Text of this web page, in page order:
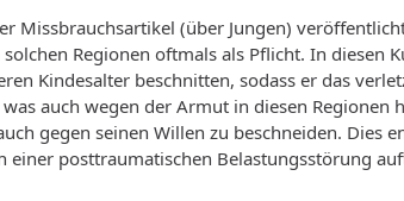
Missbrauchsartikel (über Jungen)
Regionen oftmals als Pflicht. In diesen
Kindesalter beschnitten, sodass er das
auch wegen der Armut in diesen Regionen
gegen seinen Willen zu beschneiden. Dies
einer posttraumatischen Belastungsstörung